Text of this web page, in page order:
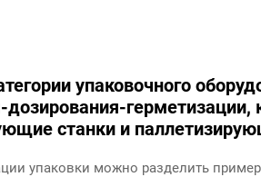
упаковочного
герметизации,
станки и
упаковки можно разделить